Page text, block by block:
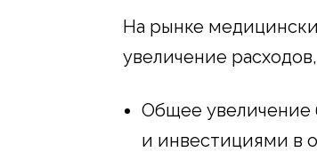
На рынке
увеличение
Общее увеличение
и инвестициями в